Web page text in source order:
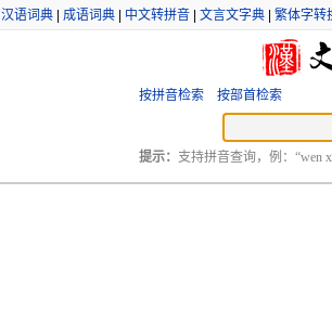
汉语词典 成语词典 中文转拼音 文言文字典 繁体字转
按拼音检索 按部首检索
提示： 支持拼音查询，例：“wen